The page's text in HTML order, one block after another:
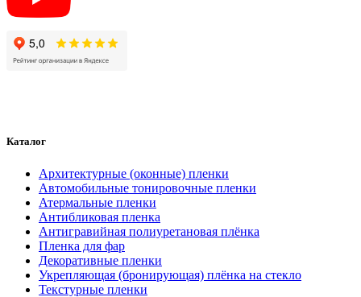
Каталог
Архитектурные (оконные) пленки
Автомобильные тонировочные пленки
Атермальные пленки
Антибликовая пленка
Антигравийная полиуретановая плёнка
Пленка для фар
Декоративные пленки
Укрепляющая (бронирующая) плёнка на стекло
Текстурные пленки